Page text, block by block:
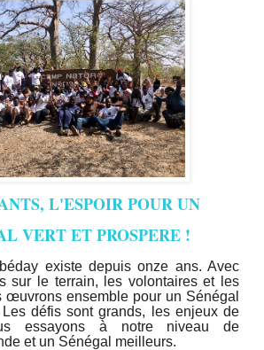
L'ESPOIR POUR UN
VERT ET PROSPERE !
existe depuis onze ans. Avec
sur le terrain, les volontaires et les
œuvrons ensemble pour un Sénégal
défis sont grands, les enjeux de
essayons à notre niveau de
et un Sénégal meilleurs.